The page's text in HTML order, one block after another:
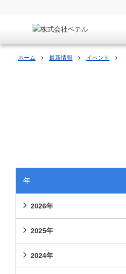
ホーム 最新情報 イベント
年
2026年
2025年
2024年